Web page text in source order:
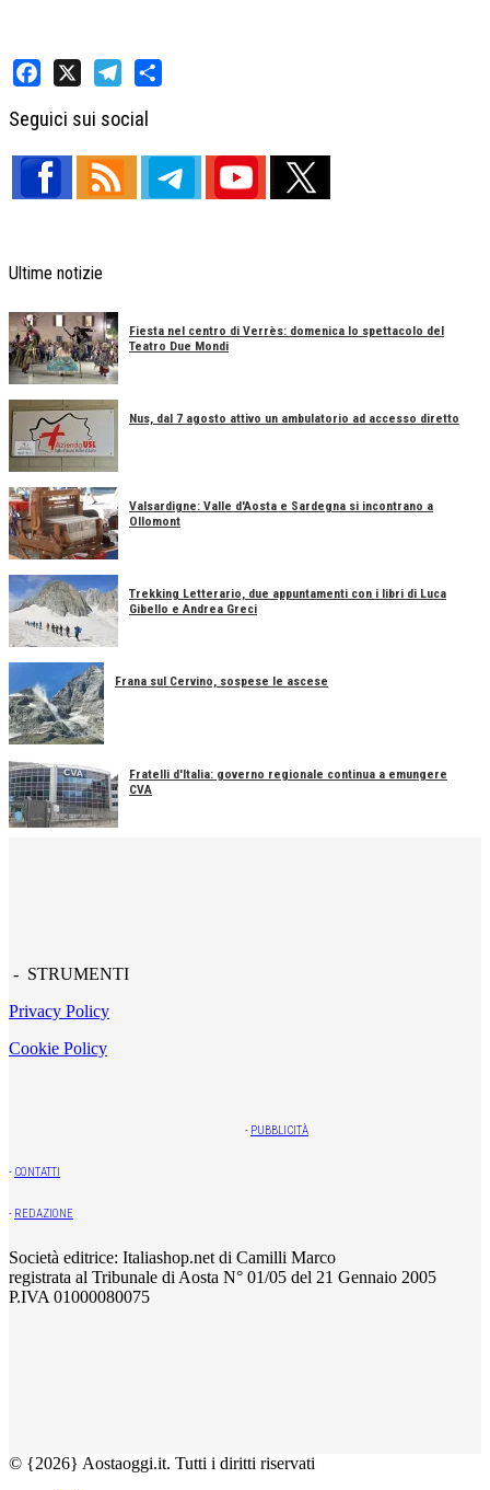
Seguici sui social
Ultime notizie
Fiesta nel centro di Verrès: domenica lo spettacolo del
Teatro Due Mondi
Nus, dal 7 agosto attivo un ambulatorio ad accesso diretto
Valsardigne: Valle d'Aosta e Sardegna si incontrano a
Ollomont
Trekking Letterario, due appuntamenti con i libri di Luca
Gibello e Andrea Greci
Frana sul Cervino, sospese le ascese
Fratelli d'Italia: governo regionale continua a emungere
CVA
- STRUMENTI
Privacy Policy
Cookie Policy
- PUBBLICITÀ
- CONTATTI
- REDAZIONE
Società editrice: Italiashop.net di Camilli Marco
registrata al Tribunale di Aosta N° 01/05 del 21 Gennaio 2005
P.IVA 01000080075
© {2026} Aostaoggi.it. Tutti i diritti riservati